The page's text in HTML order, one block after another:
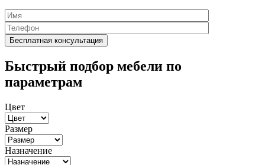
Быстрый подбор мебели по
параметрам
Цвет
Размер
Назначение